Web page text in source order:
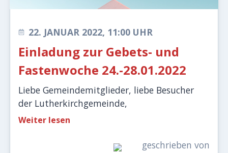
22. JANUAR 2022, 11:00 UHR
Einladung zur Gebets- und
Fastenwoche 24.-28.01.2022
Liebe Gemeindemitglieder, liebe Besucher
der Lutherkirchgemeinde,
Weiter lesen
geschrieben von